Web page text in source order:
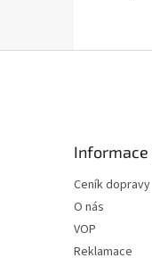
Informace
Ceník dopravy
O nás
VOP
Reklamace